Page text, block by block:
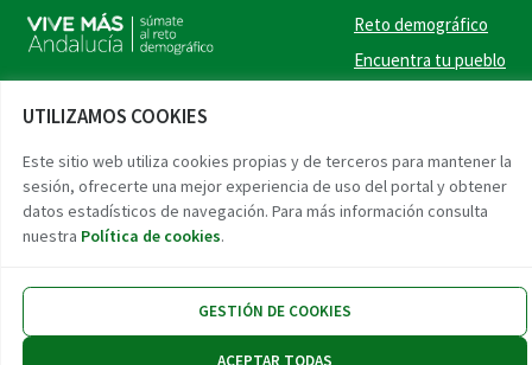
UTILIZAMOS COOKIES
Este sitio web utiliza cookies propias y de terceros para mantener la
sesión, ofrecerte una mejor experiencia de uso del portal y obtener
datos estadísticos de navegación. Para más información consulta
nuestra Política de cookies.
GESTIÓN DE COOKIES
ACEPTAR TODAS
Reto demográfico
Encuentra tu pueblo
Twitter
Facebook
Accesibilidad Aviso legal